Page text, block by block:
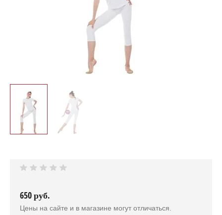
650 руб.
Цены на сайте и в магазине могут отличаться.